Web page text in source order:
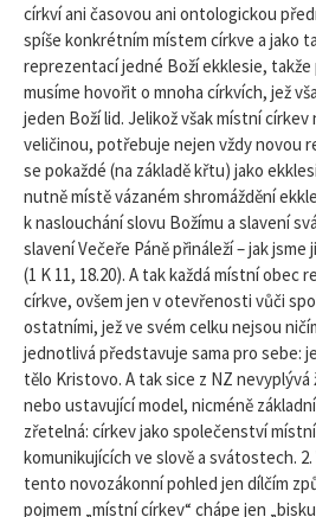
církví ani časovou ani ontologickou
spíše konkrétním místem církve a jako
reprezentací jedné Boží ekklesie, takže
musíme hovořit o mnoha církvích, jež
jeden Boží lid. Jelikož však místní
veličinou, potřebuje nejen vždy novou
se pokaždé (na základě křtu) jako
nutně místě vázaném shromáždění
k naslouchání slovu Božímu a slavení
slavení Večeře Páně přináleží – jak jsme
(1 K 11, 18.20). A tak každá místní obec
církve, ovšem jen v otevřenosti vůči
ostatními, jež ve svém celku nejsou
jednotlivá představuje sama pro sebe:
tělo Kristovo. A tak sice z NZ
nebo ustavující model, nicméně
zřetelná: církev jako společenství
komunikujících ve slově a svátostech.
tento novozákonní pohled jen dílčím
pojmem „místní církev“ chápe jen